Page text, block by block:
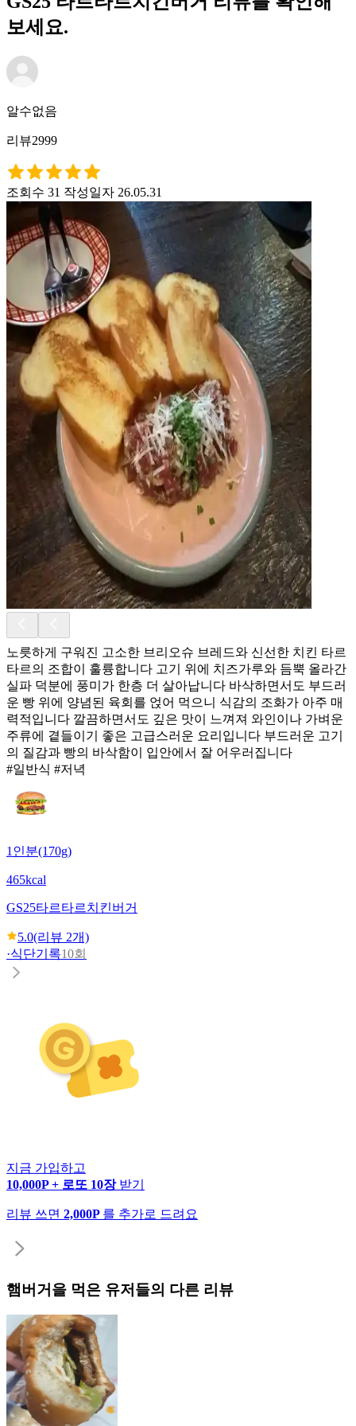
보세요.
알수없음
리뷰2999
조회수 31 작성일자 26.05.31
노릇하게 구워진 고소한 브리오슈 브레드와 신선한 치킨 타르
타르의 조합이 훌륭합니다 고기 위에 치즈가루와 듬뿍 올라간
실파 덕분에 풍미가 한층 더 살아납니다 바삭하면서도 부드러
운 빵 위에 양념된 육회를 얹어 먹으니 식감의 조화가 아주 매
력적입니다 깔끔하면서도 깊은 맛이 느껴져 와인이나 가벼운
주류에 곁들이기 좋은 고급스러운 요리입니다 부드러운 고기
의 질감과 빵의 바삭함이 입안에서 잘 어우러집니다
#일반식 #저녁
1인분(170g)
465kcal
GS25타르타르치킨버거
5.0(리뷰 2개)
·식단기록10회
지금 가입하고
10,000P + 로또 10장 받기
리뷰 쓰면 2,000P 를 추가로 드려요
햄버거 을 먹은 유저들의 다른 리뷰